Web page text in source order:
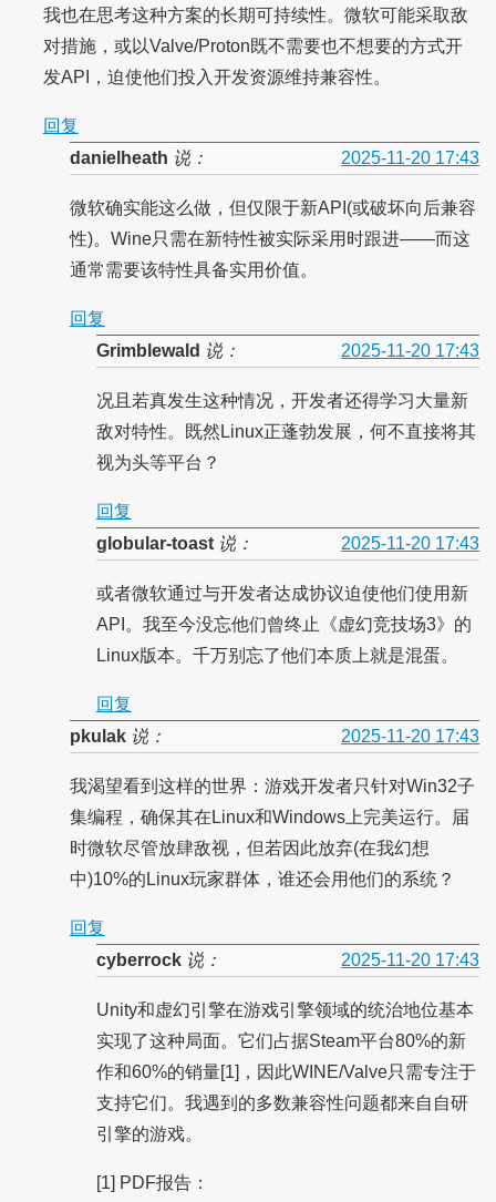
我也在思考这种方案的长期可持续性。微软可能采取敌
对措施，或以Valve/Proton既不需要也不想要的方式开
发API，迫使他们投入开发资源维持兼容性。
回复
danielheath 说： 2025-11-20 17:43
微软确实能这么做，但仅限于新API(或破坏向后兼容
性)。Wine只需在新特性被实际采用时跟进——而这
通常需要该特性具备实用价值。
回复
Grimblewald 说： 2025-11-20 17:43
况且若真发生这种情况，开发者还得学习大量新
敌对特性。既然Linux正蓬勃发展，何不直接将其
视为头等平台？
回复
globular-toast说： 2025-11-20 17:43
或者微软通过与开发者达成协议迫使他们使用新
API。我至今没忘他们曾终止《虚幻竞技场3》的
Linux版本。千万别忘了他们本质上就是混蛋。
回复
pkulak说： 2025-11-20 17:43
我渴望看到这样的世界：游戏开发者只针对Win32子
集编程，确保其在Linux和Windows上完美运行。届
时微软尽管放肆敌视，但若因此放弃(在我幻想
中)10%的Linux玩家群体，谁还会用他们的系统？
回复
cyberrock说： 2025-11-20 17:43
Unity和虚幻引擎在游戏引擎领域的统治地位基本
实现了这种局面。它们占据Steam平台80%的新
作和60%的销量[1]，因此WINE/Valve只需专注于
支持它们。我遇到的多数兼容性问题都来自自研
引擎的游戏。
[1] PDF报告：